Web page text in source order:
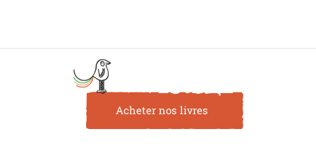
Acheter nos livres